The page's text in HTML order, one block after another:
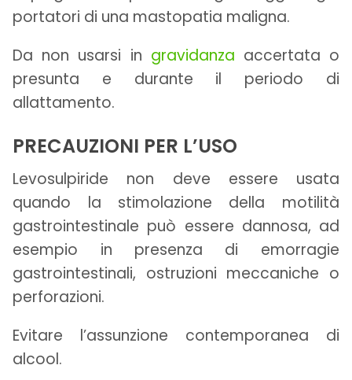
portatori di una mastopatia maligna.
Da non usarsi in gravidanza accertata o
presunta e durante il periodo di
allattamento.
PRECAUZIONI PER L’USO
Levosulpiride non deve essere usata
quando la stimolazione della motilità
gastrointestinale può essere dannosa, ad
esempio in presenza di emorragie
gastrointestinali, ostruzioni meccaniche o
perforazioni.
Evitare l’assunzione contemporanea di
alcool.